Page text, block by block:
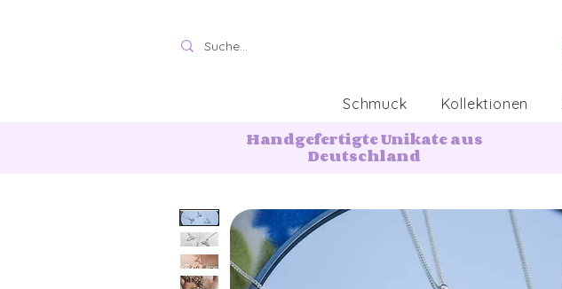
Schmuck Kollektionen
Handgefertigte Unikate aus
Deutschland